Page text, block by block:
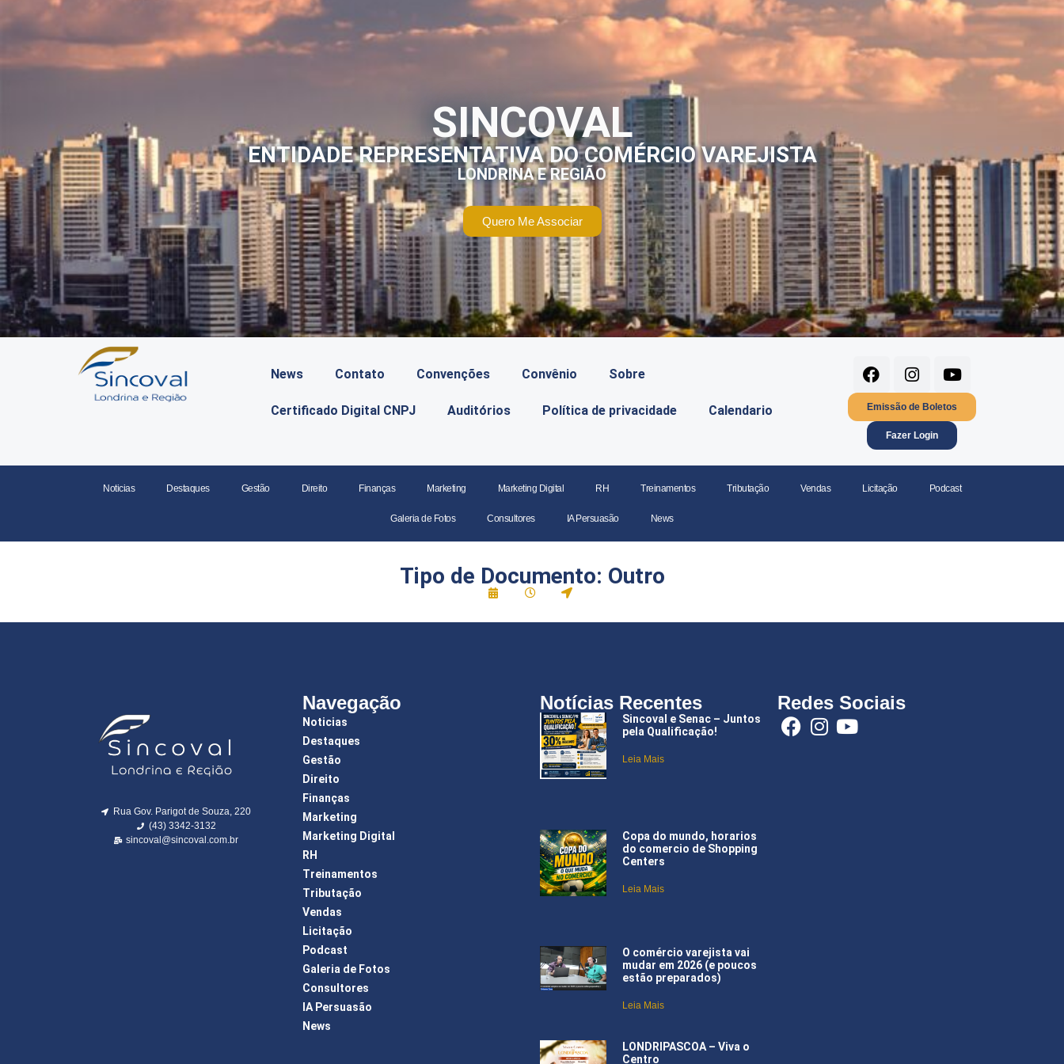
SINCOVAL
ENTIDADE REPRESENTATIVA DO COMÉRCIO VAREJISTA
LONDRINA E REGIÃO
Quero Me Associar
News Contato Convenções Convênio Sobre
Certificado Digital CNPJ Auditórios Política de privacidade Calendario Emissão de Boletos
Fazer Login
Noticias Destaques Gestão Direito Finanças Marketing Marketing Digital RH Treinamentos Tributação Vendas Licitação Podcast
Galeria de Fotos Consultores IA Persuasão News
Tipo de Documento: Outro
Rua Gov. Parigot de Souza, 220
(43) 3342-3132
sincoval@sincoval.com.br
Navegação
Noticias
Destaques
Gestão
Direito
Finanças
Marketing
Marketing Digital
RH
Treinamentos
Tributação
Vendas
Licitação
Podcast
Galeria de Fotos
Consultores
IA Persuasão
News
Notícias Recentes
Sincoval e Senac – Juntos
pela Qualificação!
Leia Mais
Copa do mundo, horarios
do comercio de Shopping
Centers
Leia Mais
O comércio varejista vai
mudar em 2026 (e poucos
estão preparados)
Leia Mais
LONDRIPASCOA – Viva o
Centro
Redes Sociais